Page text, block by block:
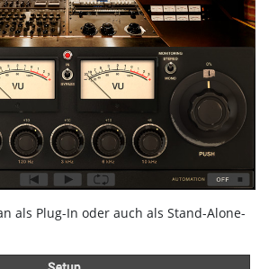
als Plug-In oder auch als Stand-Alone-